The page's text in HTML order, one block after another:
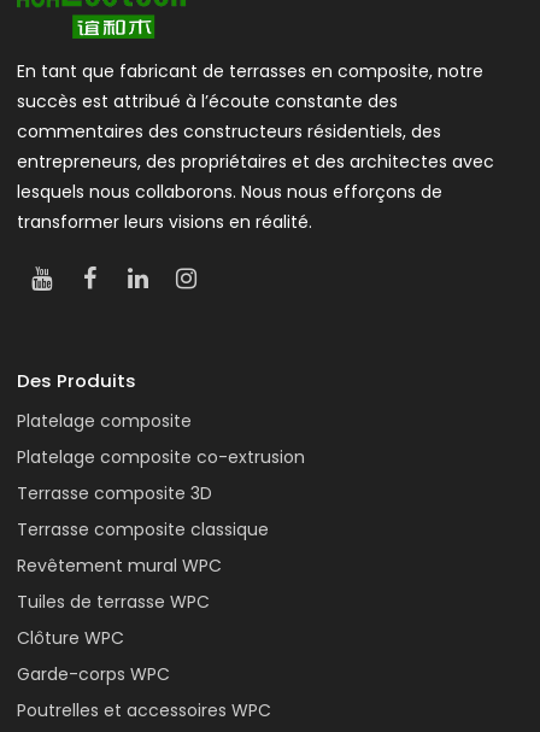
En tant que fabricant de terrasses en composite, notre
succès est attribué à l’écoute constante des
commentaires des constructeurs résidentiels, des
entrepreneurs, des propriétaires et des architectes avec
lesquels nous collaborons. Nous nous efforçons de
transformer leurs visions en réalité.
Des Produits
Platelage composite
Platelage composite co-extrusion
Terrasse composite 3D
Terrasse composite classique
Revêtement mural WPC
Tuiles de terrasse WPC
Clôture WPC
Garde-corps WPC
Poutrelles et accessoires WPC